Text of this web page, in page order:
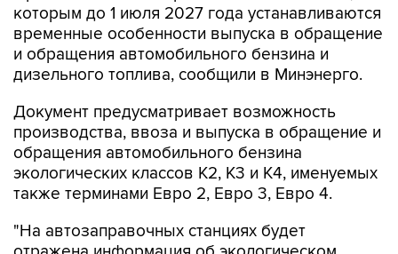
которым до 1 июля 2027 года устанавливаются
временные особенности выпуска в обращение
и обращения автомобильного бензина и
дизельного топлива, сообщили в Минэнерго.
Документ предусматривает возможность
производства, ввоза и выпуска в обращение и
обращения автомобильного бензина
экологических классов К2, К3 и К4, именуемых
также терминами Евро 2, Евро 3, Евро 4.
"На автозаправочных станциях будет